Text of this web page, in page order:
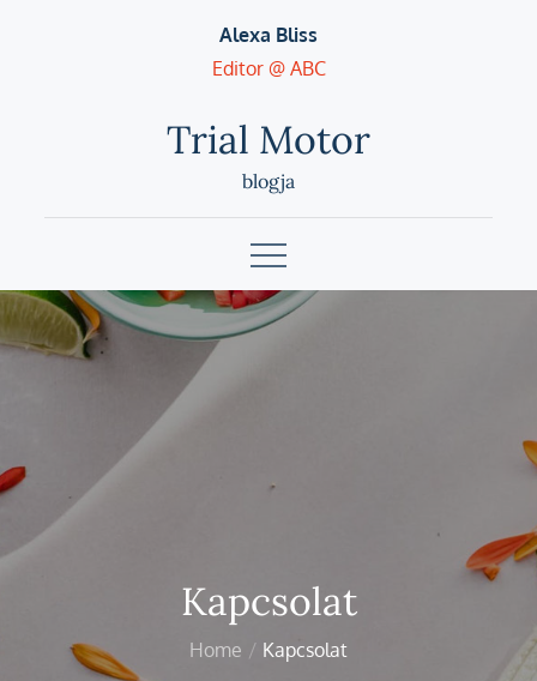
Alexa Bliss
Editor @ ABC
Trial Motor
blogja
Kapcsolat
Home Kapcsolat